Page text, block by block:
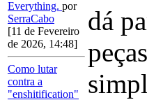
Everything. por
SerraCabo
[11 de Fevereiro
de 2026, 14:48]
Como lutar
contra a
"enshitification"
dá